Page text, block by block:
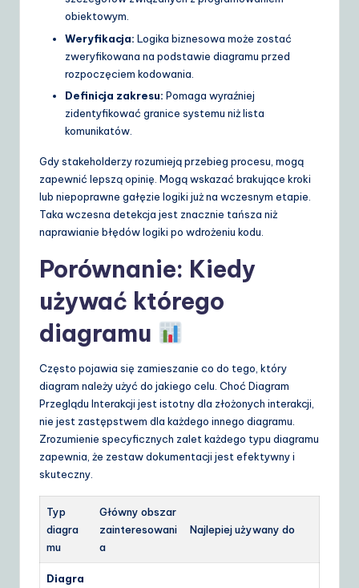
obiektowym.
Weryfikacja: Logika biznesowa może zostać
zweryfikowana na podstawie diagramu przed
rozpoczęciem kodowania.
Definicja zakresu: Pomaga wyraźniej
zidentyfikować granice systemu niż lista
komunikatów.
Gdy stakeholderzy rozumieją przebieg procesu, mogą
zapewnić lepszą opinię. Mogą wskazać brakujące kroki
lub niepoprawne gałęzie logiki już na wczesnym etapie.
Taka wczesna detekcja jest znacznie tańsza niż
naprawianie błędów logiki po wdrożeniu kodu.
Porównanie: Kiedy
używać którego
diagramu
Często pojawia się zamieszanie co do tego, który
diagram należy użyć do jakiego celu. Choć Diagram
Przeglądu Interakcji jest istotny dla złożonych interakcji,
nie jest zastępstwem dla każdego innego diagramu.
Zrozumienie specyficznych zalet każdego typu diagramu
zapewnia, że zestaw dokumentacji jest efektywny i
skuteczny.
Typ
diagra
mu
Główny obszar
zainteresowani
a
Najlepiej używany do
Diagra